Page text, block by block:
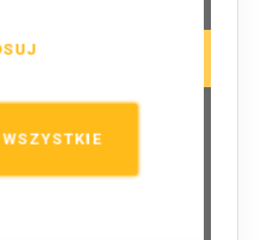
drogach ekspresowych